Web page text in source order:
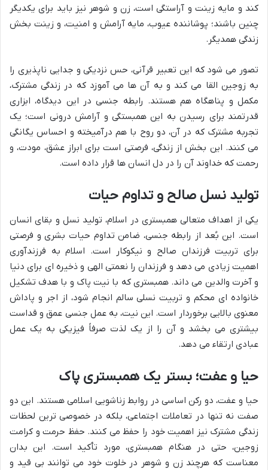
کند و مایه زینت و آراستگی است، زن و شوهر نیز باید برای یکدیگر
چنین باشند؛ پوشاننده عیوب، مایه آرامش و امنیت، و زینت بخش
زندگی همدیگر.
تصور می شود که این تعبیر قرآنی، حس نزدیکی و جدایی ناپذیری را
به زوجین القا می کند و به آن ها می آموزد که در زندگی مشترک،
مکمل و پناهگاه هم هستند. رابطه جنسی در این دیدگاه، ابزاری
قدرتمند برای رسیدن به این همبستگی و آرامش درونی است؛ یک
تجربه مشترک که در آن، دو روح با هم درآمیخته و احساس یگانگی
می کنند. این بخش از زندگی، فرصتی است برای ابراز عشق، مودت، و
رحمت که خداوند آن را در دل انسان ها قرار داده است.
تولید نسل صالح و تداوم حیات
یکی از اهداف متعالی همبستری در اسلام، تولید نسل و بقای انسان
است. این بُعد از رابطه جنسی، ضامن تداوم حیات بشری و فرصتی
برای تربیت فرزندان صالح و نیکوکار است. اسلام به فرزندآوری
اهمیت زیادی می دهد و فرزندان را نعمتی الهی و ذخیره ای برای دنیا
و آخرت والدین می داند. همبستری که با نیت پاک و با هدف تشکیل
خانواده ای محکم و تربیت نسلی سالم انجام شود، از اجر و پاداش
معنوی بالایی برخوردار است. این نیت، به عمل جنسی عمق و قداست
بیشتری می بخشد و آن را از یک لذت صرفاً فیزیکی به یک عمل
عبادی ارتقاء می دهد.
حیا و عفت؛ بستر یک همبستری پاک
حیا و عفت، دو رکن اساسی در روابط زناشویی اسلامی هستند. این دو
صفت نه تنها در تعاملات اجتماعی، بلکه در خصوصی ترین لحظات
زندگی مشترک نیز اهمیت خود را حفظ می کنند. حفظ حرمت و کرامت
زوجین، حتی در هنگام همبستری، مورد تأکید است. این بدان
معناست که هرچند زن و شوهر در خلوت خود می توانند بی قید و